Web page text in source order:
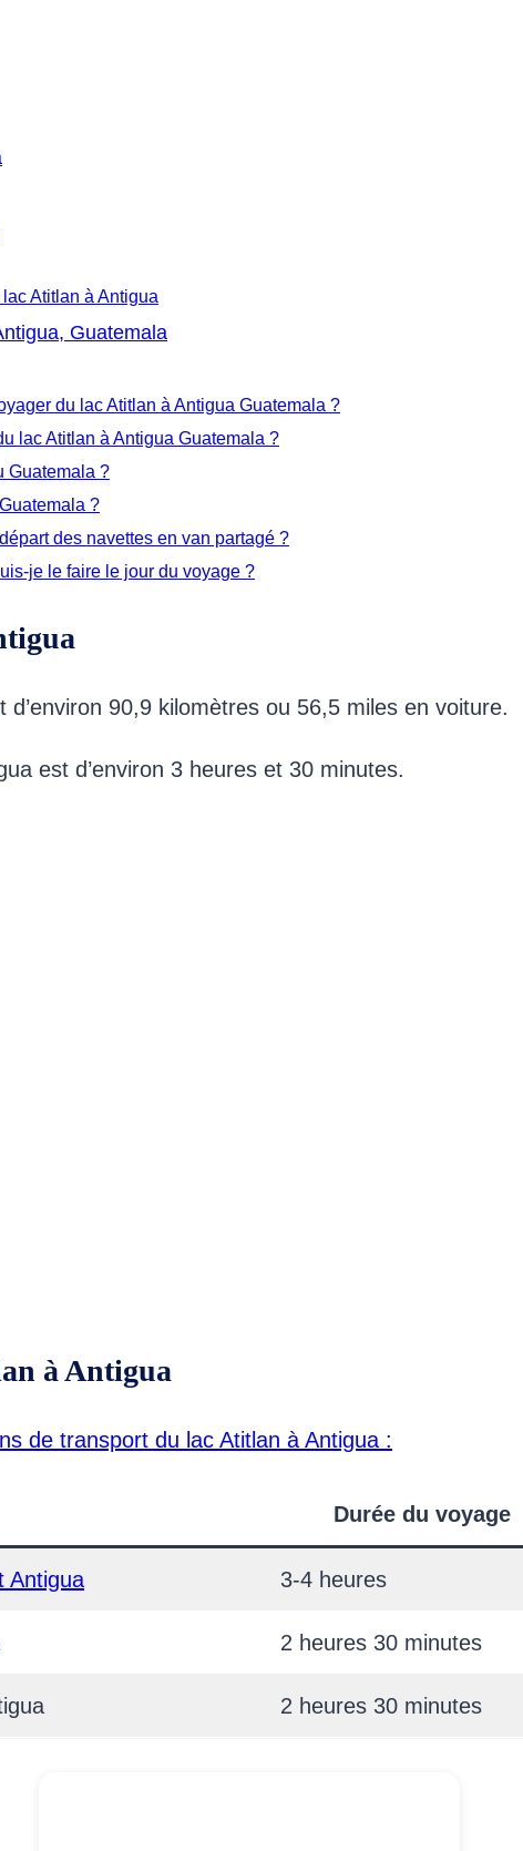
Atitlan à Antigua
Guatemala
du lac Atitlan à Antigua Guatemala ?
lac Atitlan à Antigua Guatemala ?
Guatemala ?
?
des navettes en van partagé ?
je le faire le jour du voyage ?
90,9 kilomètres ou 56,5 miles en voiture.
est d’environ 3 heures et 30 minutes.
à Antigua
de transport du lac Atitlan à Antigua :
Durée du voyage
Antigua 3-4 heures
2 heures 30 minutes
2 heures 30 minutes